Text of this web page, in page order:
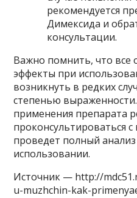
рекомендуется
Димексида и
консультации.
Важно помнить, что все
эффекты при
возникнуть в редких
степенью
применения препарата
проконсультироваться
проведет полный
использовании.
Источник — http://
u-muzhchin-kak-